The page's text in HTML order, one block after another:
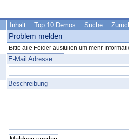
Inhalt Top 10 Demos Suche
Problem melden
Bitte alle Felder ausfüllen um mehr
E-Mail Adresse
Beschreibung